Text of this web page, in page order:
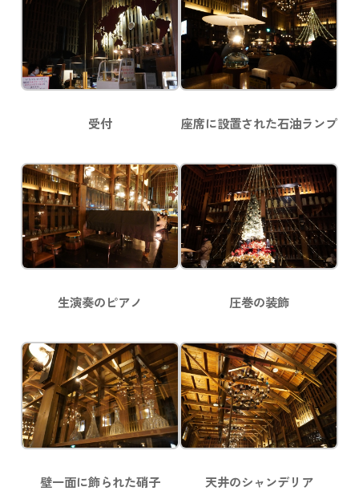
受付 座席に設置された石油ランプ
生演奏のピアノ 圧巻の装飾
壁一面に飾られた硝子 天井のシャンデリア